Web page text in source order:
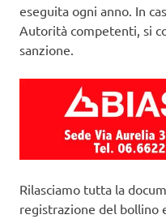
eseguita ogni anno. In
Autorità competenti, si
sanzione.
Rilasciamo tutta la
registrazione del bollino